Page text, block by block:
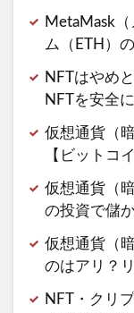
MetaMask
ム（ETH）
NFTはやめ
NFTを安全
仮想通貨（
【ビットコ
仮想通貨（
の投資で儲
仮想通貨（
のはアリ？
NFT・クリ